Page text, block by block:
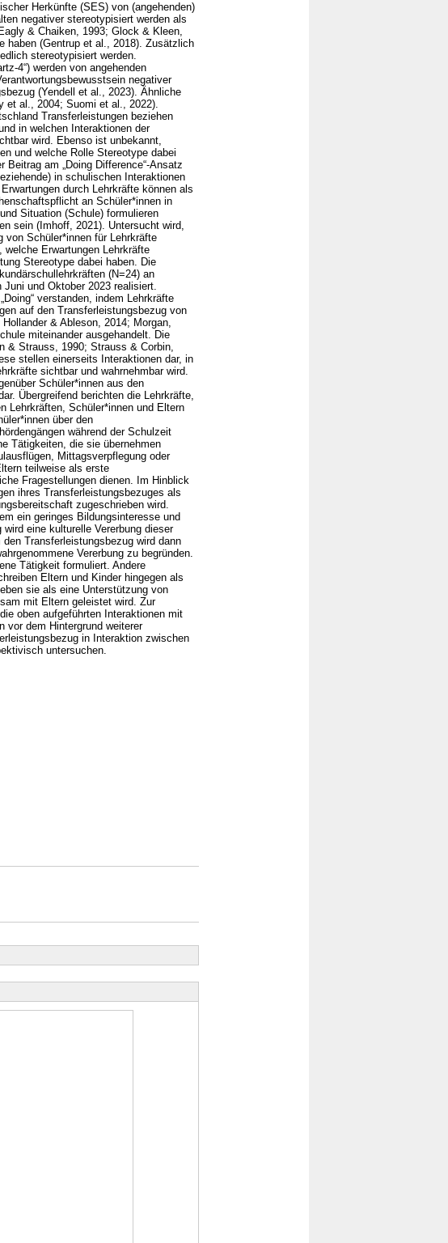
Herkünfte (SES) von (angehenden)
negativer stereotypisiert werden als
& Chaiken, 1993; Glock & Kleen,
haben (Gentrup et al., 2018). Zusätzlich
stereotypisiert werden.
4“) werden von angehenden
negativer
(Yendell et al., 2023). Ähnliche
et al., 2004; Suomi et al., 2022).
Transferleistungen beziehen
in welchen Interaktionen der
wird. Ebenso ist unbekannt,
und welche Rolle Stereotype dabei
am „Doing Difference“-Ansatz
in schulischen Interaktionen
durch Lehrkräfte können als
an Schüler*innen in
Situation (Schule) formulieren
sein (Imhoff, 2021). Untersucht wird,
von Schüler*innen für Lehrkräfte
Erwartungen Lehrkräfte
Stereotype dabei haben. Die
(N=24) an
und Oktober 2023 realisiert.
verstanden, indem Lehrkräfte
auf den Transferleistungsbezug von
& Ableson, 2014; Morgan,
miteinander ausgehandelt. Die
& Strauss, 1990; Strauss & Corbin,
stellen einerseits Interaktionen dar, in
sichtbar und wahrnehmbar wird.
Schüler*innen aus den
Übergreifend berichten die Lehrkräfte,
Lehrkräften, Schüler*innen und Eltern
über den
während der Schulzeit
Tätigkeiten, die sie übernehmen
Mittagsverpflegung oder
teilweise als erste
Fragestellungen dienen. Im Hinblick
ihres Transferleistungsbezuges als
zugeschrieben wird.
ein geringes Bildungsinteresse und
eine kulturelle Vererbung dieser
Transferleistungsbezug wird dann
Vererbung zu begründen.
Tätigkeit formuliert. Andere
Eltern und Kinder hingegen als
sie als eine Unterstützung von
mit Eltern geleistet wird. Zur
oben aufgeführten Interaktionen mit
vor dem Hintergrund weiterer
in Interaktion zwischen
untersuchen.